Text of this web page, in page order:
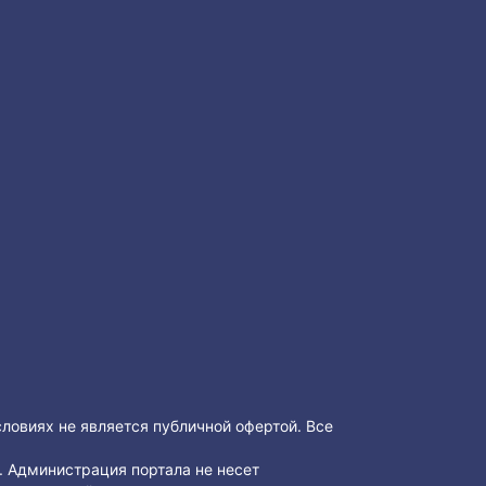
не является публичной офертой. Все
портала не несет